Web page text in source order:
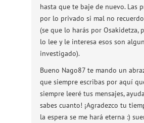
hasta que te baje de nuevo. Las
por lo privado si mal no
(se que lo harás por Osakidetza,
lo lee y le interesa esos son
investigado).
Bueno Nago87 te mando un
que siempre escribas por aquí
siempre leeré tus mensajes,
sabes cuanto! ¡Agradezco tu
la espera se me hará eterna :)